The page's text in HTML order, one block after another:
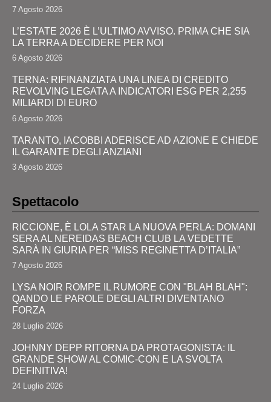
7 Agosto 2026
L’ESTATE 2026 È L’ULTIMO AVVISO. PRIMA CHE SIA
LA TERRA A DECIDERE PER NOI
6 Agosto 2026
TERNA: RIFINANZIATA UNA LINEA DI CREDITO
REVOLVING LEGATA A INDICATORI ESG PER 2,255
MILIARDI DI EURO
6 Agosto 2026
TARANTO, IACOBBI ADERISCE AD AZIONE E CHIEDE
IL GARANTE DEGLI ANZIANI
3 Agosto 2026
Spettacolo
RICCIONE, È LOLA STAR LA NUOVA PERLA: DOMANI
SERA AL NEREIDAS BEACH CLUB LA VEDETTE
SARÀ IN GIURIA PER “MISS REGINETTA D’ITALIA”
7 Agosto 2026
LYSA NOIR ROMPE IL RUMORE CON "BLAH BLAH":
QANDO LE PAROLE DEGLI ALTRI DIVENTANO
FORZA
28 Luglio 2026
JOHNNY DEPP RITORNA DA PROTAGONISTA: IL
GRANDE SHOW AL COMIC-CON E LA SVOLTA
DEFINITIVA!
24 Luglio 2026